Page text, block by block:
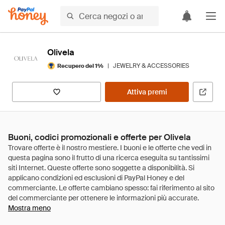
Olivela
Recupero del 1% | JEWELRY & ACCESSORIES
Attiva premi
Buoni, codici promozionali e offerte per Olivela
Mostra meno